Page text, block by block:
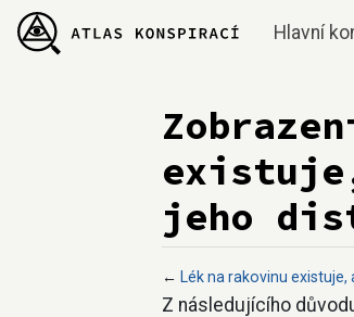
Hlavní
jeho
← Lék na rakovinu
Přejít na:navigace,
Z následujícího